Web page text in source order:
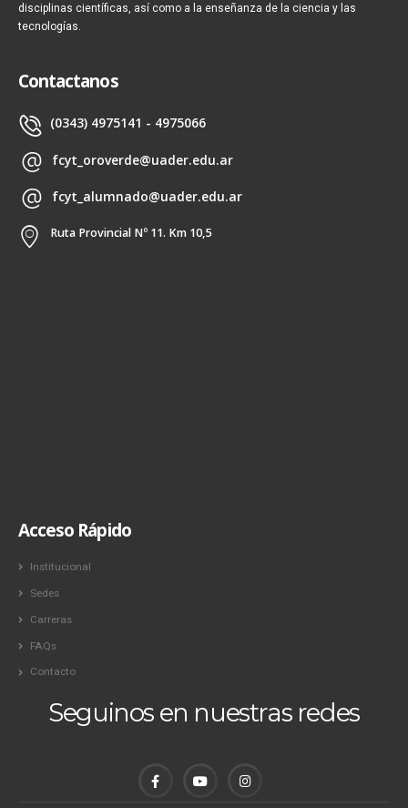
disciplinas científicas, así como a la enseñanza de la ciencia y las
tecnologías.
Contactanos
(0343) 4975141 - 4975066
fcyt_oroverde@uader.edu.ar
fcyt_alumnado@uader.edu.ar
Ruta Provincial Nº 11. Km 10,5
Acceso Rápido
Institucional
Sedes
Carreras
FAQs
Contacto
Seguinos en nuestras redes